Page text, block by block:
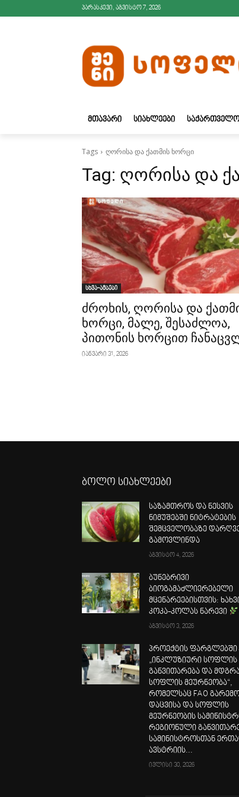
პარასკევი, აგვისტო 7, 2026
ᲛᲗᲐᲕᲐᲠᲘ ᲡᲘᲐᲮᲚᲔᲔᲑᲘ
Tags ღორისა და ქათმის ხორცი
Tag: ღორისა და
სხვა-ამბები
ძროხის, ღორისა და
ხორცი, მალე, შესაძლოა,
პითონის ხორცით
იანვარი 31, 2026
ბოლო სიახლეები
საზამთროს და ნესვის
ნიმუშებში ნიტრატების
შემცველობაზე
გამოვლინდა
აგვისტო 4, 2026
ბუნებრივი
ბიოგამაძლიერებელი
მცენარეებისთვის:
კოკა-კოლას ნარევი
აგვისტო 3, 2026
პროექტის ფარგლებში
„ინკლუზიური სოფლის
განვითარება და
სოფლის მეურნეობა“,
რომელსაც FAO
დაცვისა და სოფლის
მეურნეობის
რეგიონული
სამინისტროსთან
ავსტრიის...
ივლისი 30, 2026